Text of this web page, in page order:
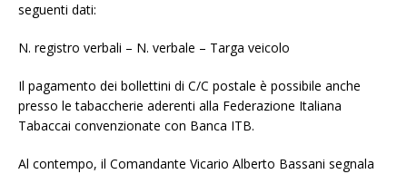
seguenti dati:
N. registro verbali – N. verbale – Targa veicolo
Il pagamento dei bollettini di C/C postale è possibile anche
presso le tabaccherie aderenti alla Federazione Italiana
Tabaccai convenzionate con Banca ITB.
Al contempo, il Comandante Vicario Alberto Bassani segnala